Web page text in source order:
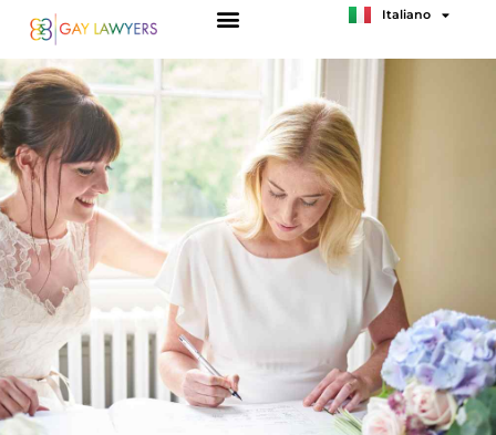
Italiano
Français